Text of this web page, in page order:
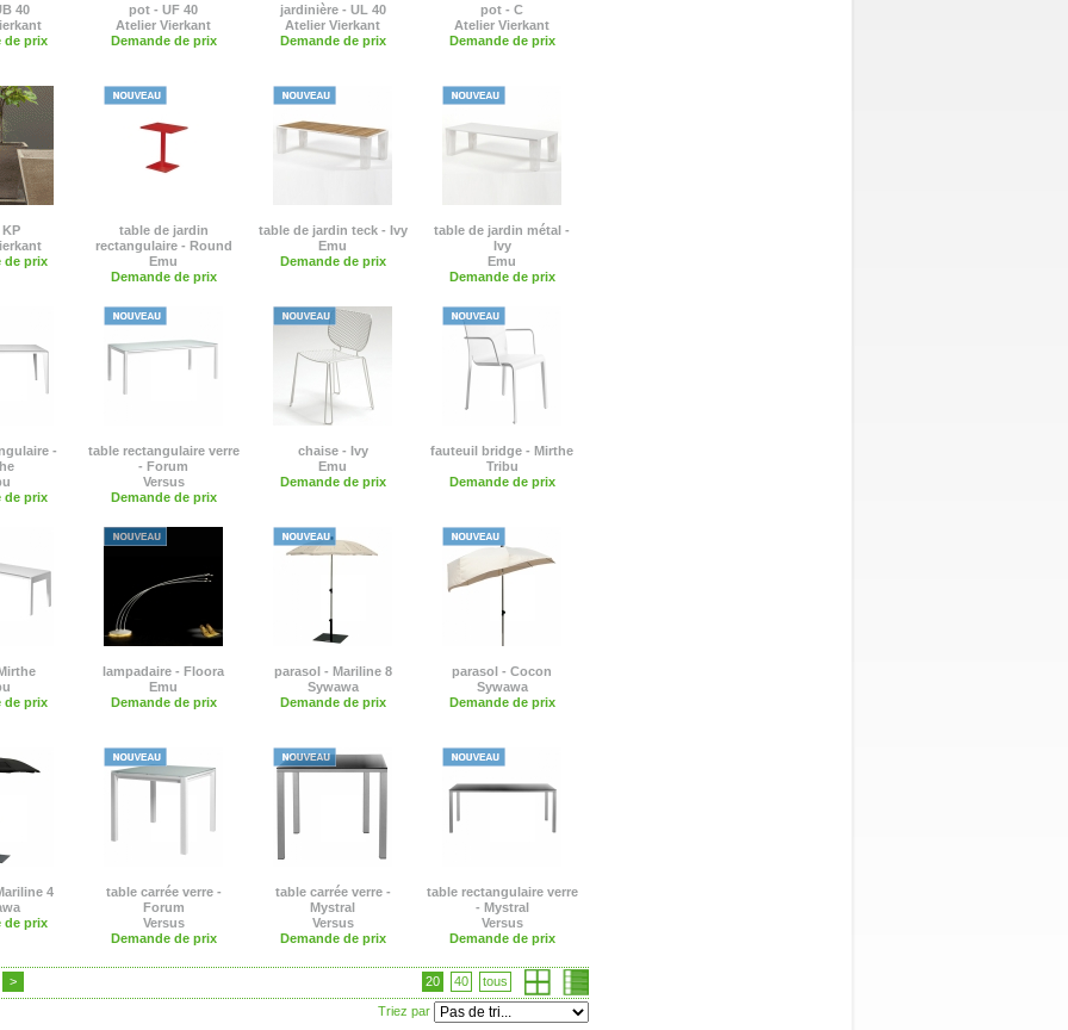
40
de prix
pot - UF 40
Atelier Vierkant
Demande de prix
jardinière - UL 40
Atelier Vierkant
Demande de prix
pot - C
Atelier Vierkant
Demande de prix
de prix
table de jardin
rectangulaire - Round
Emu
Demande de prix
table de jardin teck - Ivy
Emu
Demande de prix
table de jardin métal -
Ivy
Emu
Demande de prix
-
de prix
table rectangulaire verre
- Forum
Versus
Demande de prix
chaise - Ivy
Emu
Demande de prix
fauteuil bridge - Mirthe
Tribu
Demande de prix
de prix
lampadaire - Floora
Emu
Demande de prix
parasol - Mariline 8
Sywawa
Demande de prix
parasol - Cocon
Sywawa
Demande de prix
4
de prix
table carrée verre -
Forum
Versus
Demande de prix
table carrée verre -
Mystral
Versus
Demande de prix
table rectangulaire verre
- Mystral
Versus
Demande de prix
>
Triez par
20 40 tous